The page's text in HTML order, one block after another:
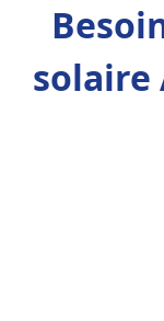
solaire